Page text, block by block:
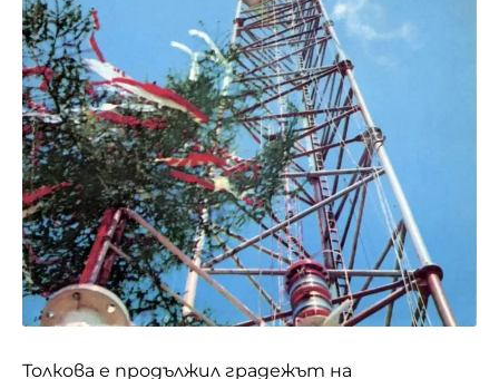
Толкова е продължил градежът на